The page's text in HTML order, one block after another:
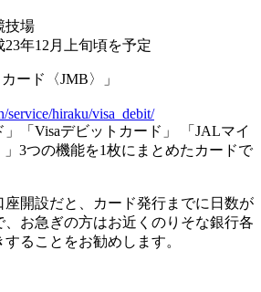
技場
年12月上旬頃を予定
ード〈JMB〉」
service/hiraku/visa_debit/
」「Visaデビットカード」 「JALマイ
3つの機能を1枚にまとめたカードで
開設だと、カード発行までに日数が
お急ぎの方はお近くのりそな銀行各
ることをお勧めします。